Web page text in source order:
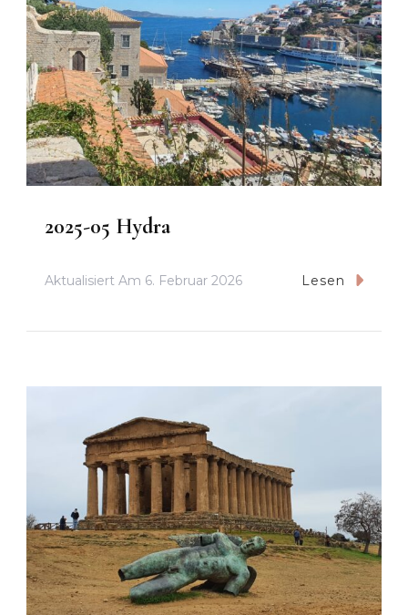
2025-05 Hydra
Aktualisiert Am 6. Februar 2026 Lesen